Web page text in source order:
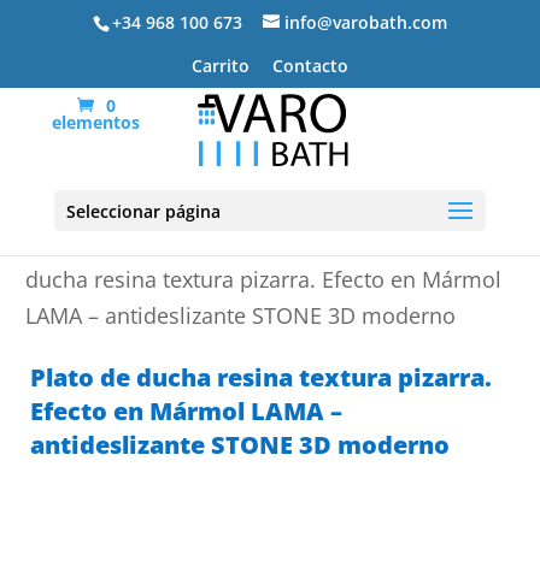
+34 968 100 673
info@varobath.com
Carrito
Contacto
0
elementos
Seleccionar página
ducha resina textura pizarra. Efecto en Mármol
LAMA – antideslizante STONE 3D moderno
Plato de ducha resina textura pizarra.
Efecto en Mármol LAMA –
antideslizante STONE 3D moderno